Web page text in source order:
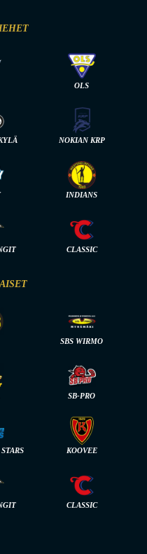
OLS
NOKIAN KRP
INDIANS
CLASSIC
SBS WIRMO
SB-PRO
KOOVEE
CLASSIC